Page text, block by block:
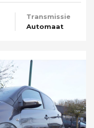
Transmissie
Automaat